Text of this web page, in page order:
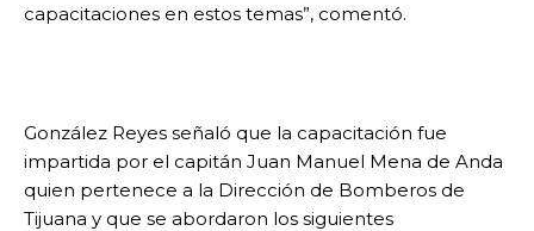
capacitaciones en estos temas”, comentó.
González Reyes señaló que la capacitación fue
impartida por el capitán Juan Manuel Mena de Anda
quien pertenece a la Dirección de Bomberos de
Tijuana y que se abordaron los siguientes